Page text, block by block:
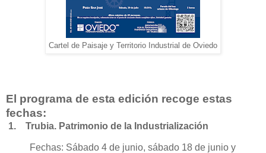
Cartel de Paisaje y Territorio Industrial de Oviedo
El programa de esta edición recoge estas
fechas:
1. Trubia. Patrimonio de la Industrialización
Fechas: Sábado 4 de junio, sábado 18 de junio y